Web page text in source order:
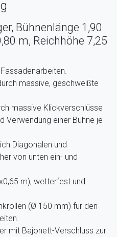
Bühnenlänge 1,90
m, Reichhöhe 7,25
massive, geschweißte
massive Klickverschlüsse
Verwendung einer Bühne je
Diagonalen und
von unten ein- und
m), wetterfest und
(Ø 150 mm) für den
mit Bajonett-Verschluss zur